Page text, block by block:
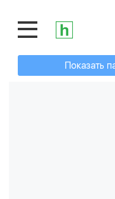
Показать